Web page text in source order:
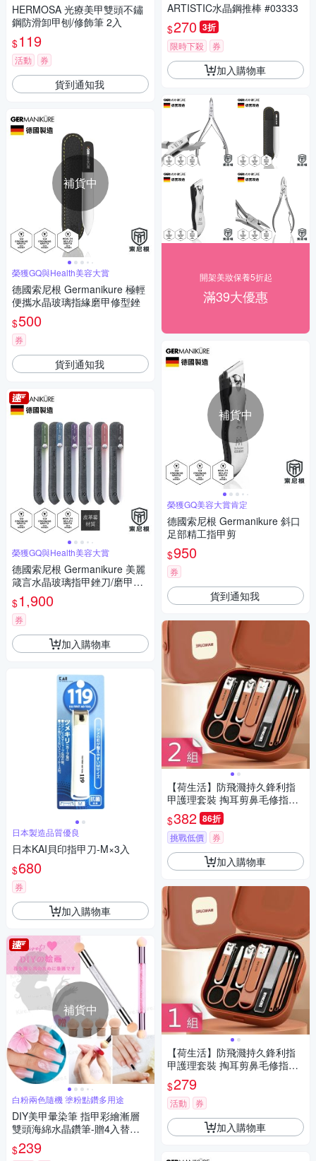
HERMOSA 光療美甲雙頭不鏽
鋼防滑卸甲刨/修飾筆 2入
$119
活動 券
貨到通知我
補貨中
榮獲GQ與Health美容大賞
德國索尼根 Germanikure 極輕
便攜水晶玻璃指緣磨甲修型銼
$500
券
貨到通知我
榮獲GQ與Health美容大賞
德國索尼根 Germanikure 美麗
箴言水晶玻璃指甲銼刀/磨甲棒
六件組
$1,900
券
加入購物車
日本製造品質優良
日本KAI貝印指甲刀-M×3入
$680
券
加入購物車
補貨中
白粉兩色隨機 塗粉點鑽多用途
DIY美甲暈染筆 指甲彩繪漸層
雙頭海綿水晶鑽筆-贈4入替換
頭 Kiret (顏色隨機)
$239
ARTISTIC水晶鋼推棒 #03333
$270 3折
限時下殺 券
加入購物車
開架美妝保養5折起
滿39大優惠
補貨中
榮獲GQ美容大賞肯定
德國索尼根 Germanikure 斜口
足部精工指甲剪
$950
券
貨到通知我
【荷生活】防飛濺持久鋒利指
甲護理套裝 掏耳剪鼻毛修指甲
精修護理套組-2入組
$382 86折
挑戰低價 券
加入購物車
【荷生活】防飛濺持久鋒利指
甲護理套裝 掏耳剪鼻毛修指甲
精修護理套組-1入組
$279
活動 券
加入購物車